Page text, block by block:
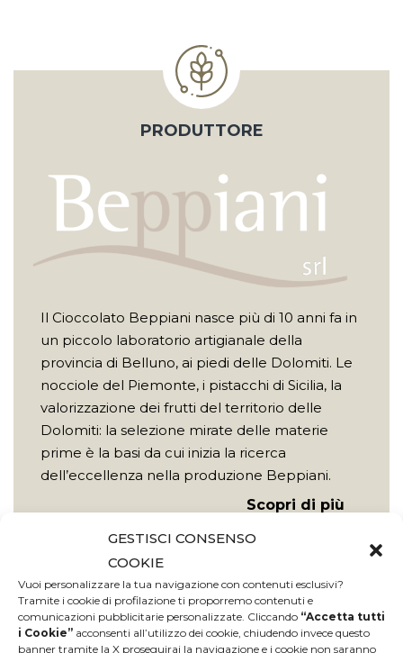
GESTISCI CONSENSO
COOKIE
Vuoi personalizzare la tua navigazione con contenuti esclusivi?
Tramite i cookie di profilazione ti proporremo contenuti e
comunicazioni pubblicitarie personalizzate. Cliccando “Accetta tutti
i Cookie” acconsenti all’utilizzo dei cookie, chiudendo invece questo
banner tramite la X proseguirai la navigazione e i cookie non saranno
PRODUTTORE
Il Cioccolato Beppiani nasce più di 10 anni fa in
un piccolo laboratorio artigianale della
provincia di Belluno, ai piedi delle Dolomiti. Le
nocciole del Piemonte, i pistacchi di Sicilia, la
valorizzazione dei frutti del territorio delle
Dolomiti: la selezione mirate delle materie
prime è la basi da cui inizia la ricerca
dell’eccellenza nella produzione Beppiani.
Scopri di più